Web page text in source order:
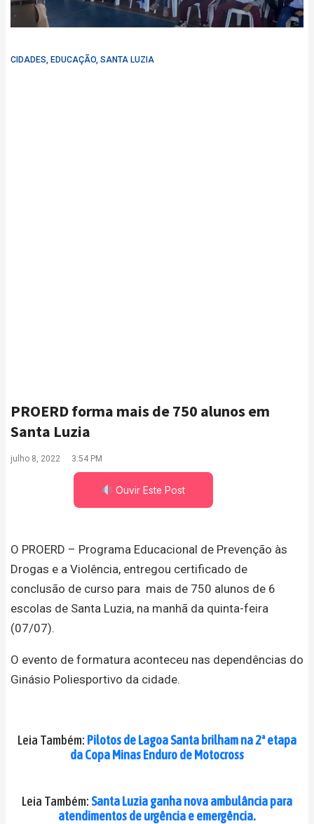
CIDADES, EDUCAÇÃO, SANTA LUZIA
PROERD forma mais de 750 alunos em
Santa Luzia
julho 8, 2022 3:54 PM
Ouvir Este Post
O PROERD – Programa Educacional de Prevenção às
Drogas e a Violência, entregou certificado de
conclusão de curso para mais de 750 alunos de 6
escolas de Santa Luzia, na manhã da quinta-feira
(07/07).
O evento de formatura aconteceu nas dependências do
Ginásio Poliesportivo da cidade.
Leia Também: Pilotos de Lagoa Santa brilham na 2ª etapa
da Copa Minas Enduro de Motocross
Leia Também:Santa Luzia ganha nova ambulância para
atendimentos de urgência e emergência.